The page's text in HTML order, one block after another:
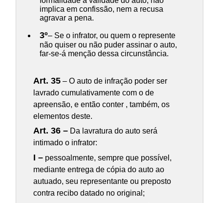
implica em confissão, nem a recusa
agravar a pena.
3º– Se o infrator, ou quem o represente
não quiser ou não puder assinar o auto,
far-se-á menção dessa circunstância.
Art. 35 – O auto de infração poder ser
lavrado cumulativamente com o de
apreensão, e então conter , também, os
elementos deste.
Art. 36 – Da lavratura do auto será
intimado o infrator:
I – pessoalmente, sempre que possível,
mediante entrega de cópia do auto ao
autuado, seu representante ou preposto
contra recibo datado no original;